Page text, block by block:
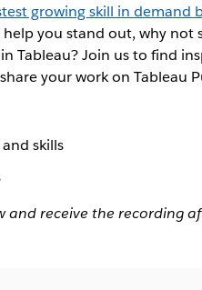
growing skill in demand
you stand out, why not
Tableau? Join us to find
your work on Tableau
skills
and receive the recording